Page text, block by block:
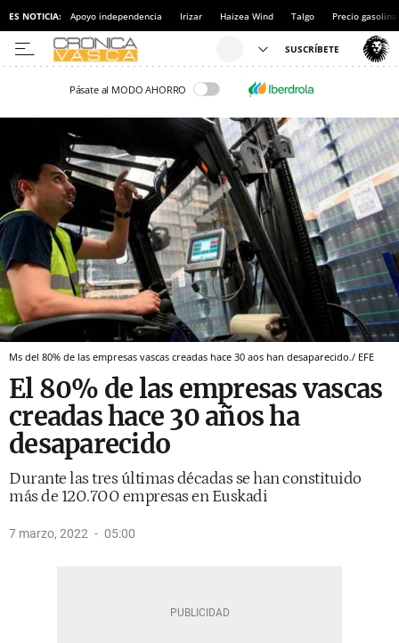
ES NOTICIA: Apoyo independencia Irizar Haizea Wind Talgo Precio gasolina
Pásate al MODO AHORRO
Ms del 80% de las empresas vascas creadas hace 30 aos han desaparecido./ EFE
El 80% de las empresas vascas
creadas hace 30 años ha
desaparecido
Durante las tres últimas décadas se han constituido
más de 120.700 empresas en Euskadi
7 marzo, 2022 05:00